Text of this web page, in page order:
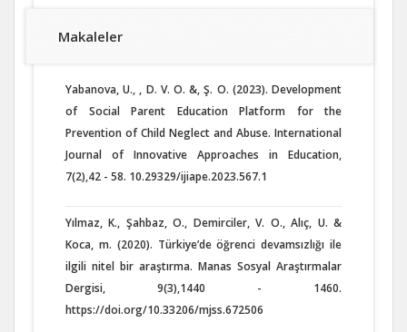
Makaleler
Yabanova, U., , D. V. O. &, Ş. O. (2023). Development
of Social Parent Education Platform for the
Prevention of Child Neglect and Abuse. International
Journal of Innovative Approaches in Education,
7(2),42 - 58. 10.29329/ijiape.2023.567.1
Yılmaz, K., Şahbaz, O., Demirciler, V. O., Alıç, U. &
Koca, m. (2020). Türkiye’de öğrenci devamsızlığı ile
ilgili nitel bir araştırma. Manas Sosyal Araştırmalar
Dergisi, 9(3),1440 - 1460.
https://doi.org/10.33206/mjss.672506